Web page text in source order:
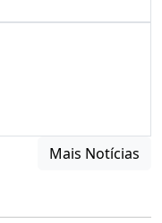
Mais Notícias